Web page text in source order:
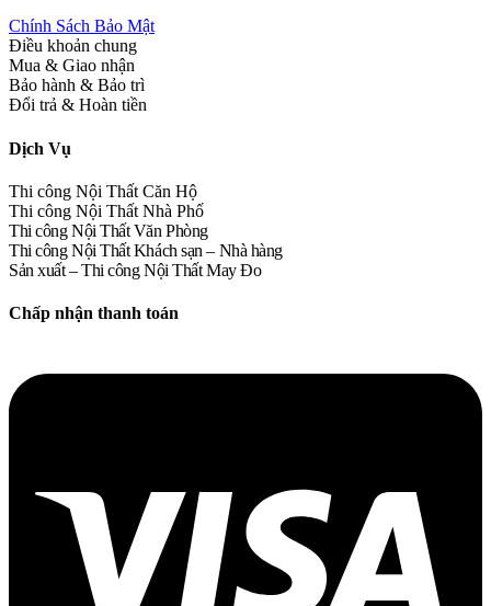
Chính Sách Bảo Mật
Điều khoản chung
Mua & Giao nhận
Bảo hành & Bảo trì
Đổi trả & Hoàn tiền
Dịch Vụ
Thi công Nội Thất Căn Hộ
Thi công Nội Thất Nhà Phố
Thi công Nội Thất Văn Phòng
Thi công Nội Thất Khách sạn – Nhà hàng
Sản xuất – Thi công Nội Thất May Đo
Chấp nhận thanh toán